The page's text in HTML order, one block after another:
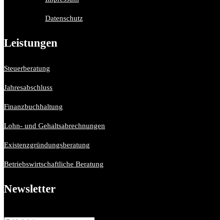
Datenschutz
Leistungen
Steuerberatung
Jahresabschluss
Finanzbuchhaltung
Lohn- und Gehaltsabrechnungen
Existenzgründungsberatung
Betriebswirtschaftliche Beratung
Newsletter